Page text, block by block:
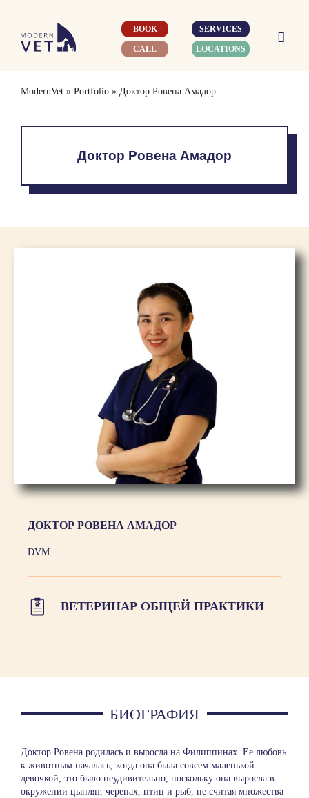
content
BOOK
CALL
SERVICES
LOCATIONS
ModernVet» Portfolio» Доктор Ровена Амадор
Доктор Ровена Амадор
ДОКТОР РОВЕНА АМАДОР
DVM
ВЕТЕРИНАР ОБЩЕЙ ПРАКТИКИ
БИОГРАФИЯ
Доктор Ровена родилась и выросла на Филиппинах. Ее любовь
к животным началась, когда она была совсем маленькой
девочкой; это было неудивительно, поскольку она выросла в
окружении цыплят, черепах, птиц и рыб, не считая множества